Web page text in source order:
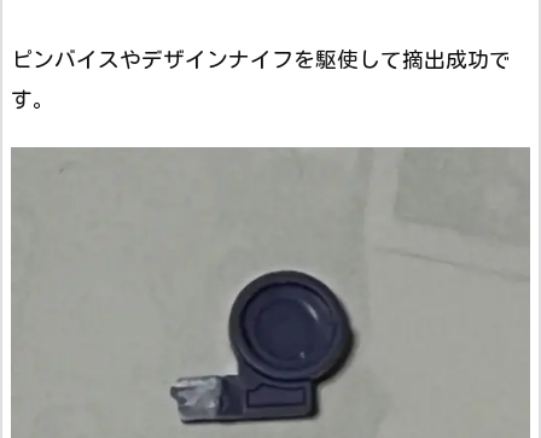
ピンバイスやデザインナイフを駆使して摘出成功で
す。